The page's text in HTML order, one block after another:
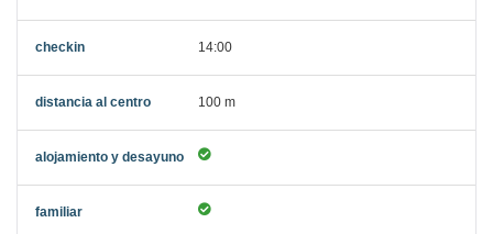
14:00
100 m